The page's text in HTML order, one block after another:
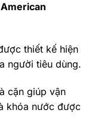
thiết kế hiện
người tiêu dùng.
cặn giúp vận
khóa nước được